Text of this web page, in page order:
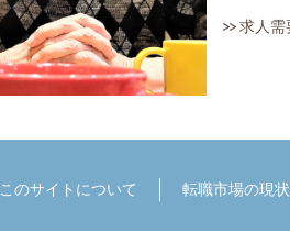
求人需
このサイトについて 転職市場の現